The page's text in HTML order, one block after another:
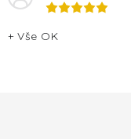
+ Vše OK